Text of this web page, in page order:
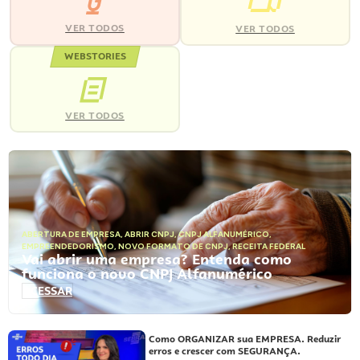
VER TODOS VER TODOS
WEBSTORIES
VER TODOS
ABERTURA DE EMPRESA, ABRIR CNPJ,CNPJ ALFANUMÉRICO,
EMPREENDEDORISMO, NOVO FORMATO DE CNPJ,RECEITA FEDERAL
Vai abrir uma empresa? Entenda como
funciona o novo CNPJ Alfanumérico
ACESSAR
Como ORGANIZAR sua EMPRESA. Reduzir
erros e crescer com SEGURANÇA.